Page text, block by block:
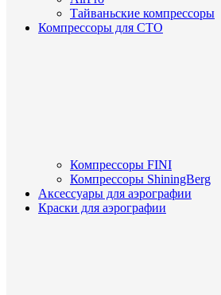
Тайваньские компрессоры
Компрессоры для СТО
Компрессоры FINI
Компрессоры ShiningBerg
Аксессуары для аэрографии
Краски для аэрографии